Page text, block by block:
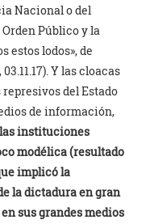
Nacional o del
Público y la
estos lodos», de
, 03.11.17). Y las cloacas
del Estado
de información,
instituciones
modélica (resultado
implicó la
la dictadura en gran
sus grandes medios